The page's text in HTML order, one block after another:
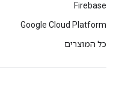
Firebase
Google Cloud Platform
כל המוצרים